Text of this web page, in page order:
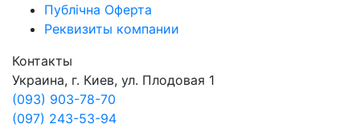
Публічна Оферта
Реквизиты компании
Контакты
Украина, г. Киев, ул. Плодовая 1
(093) 903-78-70
(097) 243-53-94